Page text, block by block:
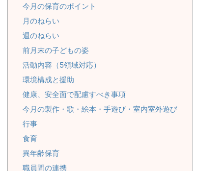
今月の保育のポイント
月のねらい
週のねらい
前月末の子どもの姿
活動内容（5領域対応）
環境構成と援助
健康、安全面で配慮すべき事項
今月の製作・歌・絵本・手遊び・室内室外遊び
行事
食育
異年齢保育
職員間の連携